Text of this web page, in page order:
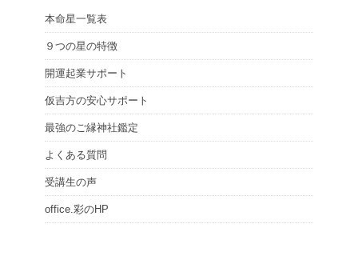
本命星一覧表
９つの星の特徴
開運起業サポート
仮吉方の安心サポート
最強のご縁神社鑑定
よくある質問
受講生の声
office.彩のHP